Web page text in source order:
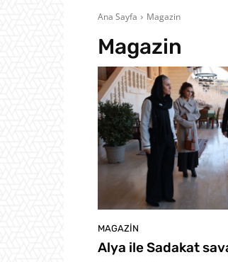
Ana Sayfa Magazin
Magazin
MAGAZIN
Alya ile Sadakat